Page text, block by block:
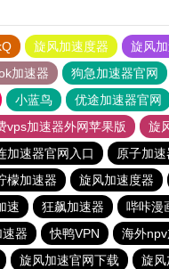
旋风加速度器
旋风
加速器
狗急加速器官网
小蓝鸟 优途加速器官网
vps加速器外网苹果版
旋
加速器官网入口
原子加速
檬加速器 旋风加速度器
速 狂飙加速器 哔咔漫
器 快鸭VPN
海外
旋风加速官网下载 旋风